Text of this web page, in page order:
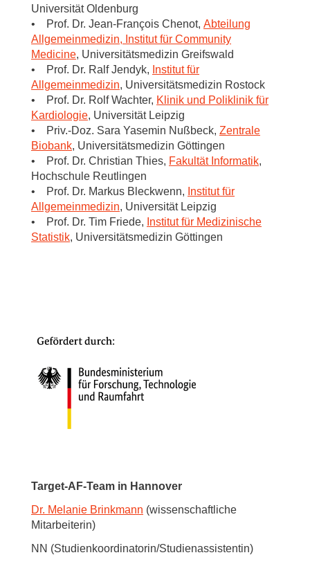
Universität Oldenburg
• Prof. Dr. Jean-François Chenot, Abteilung
Allgemeinmedizin, Institut für Community
Medicine, Universitätsmedizin Greifswald
• Prof. Dr. Ralf Jendyk, Institut für
Allgemeinmedizin, Universitätsmedizin Rostock
• Prof. Dr. Rolf Wachter, Klinik und Poliklinik für
Kardiologie, Universität Leipzig
• Priv.-Doz. Sara Yasemin Nußbeck, Zentrale
Biobank, Universitätsmedizin Göttingen
• Prof. Dr. Christian Thies, Fakultät Informatik,
Hochschule Reutlingen
• Prof. Dr. Markus Bleckwenn, Institut für
Allgemeinmedizin, Universität Leipzig
• Prof. Dr. Tim Friede, Institut für Medizinische
Statistik, Universitätsmedizin Göttingen
Target-AF-Team in Hannover
Dr. Melanie Brinkmann (wissenschaftliche
Mitarbeiterin)
NN (Studienkoordinatorin/Studienassistentin)